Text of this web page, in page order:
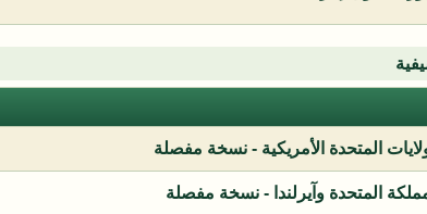
المتحدة الأمريكية - نسخة مفصلة
المتحدة وآيرلندا - نسخة مفصلة